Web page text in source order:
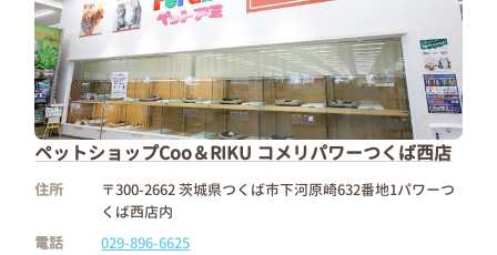
ペットショップCoo＆RIKU コメリパワーつくば西店
住所
〒300-2662 茨城県つくば市下河原崎632番地1パワーつ
くば西店内
電話
029-896-6625